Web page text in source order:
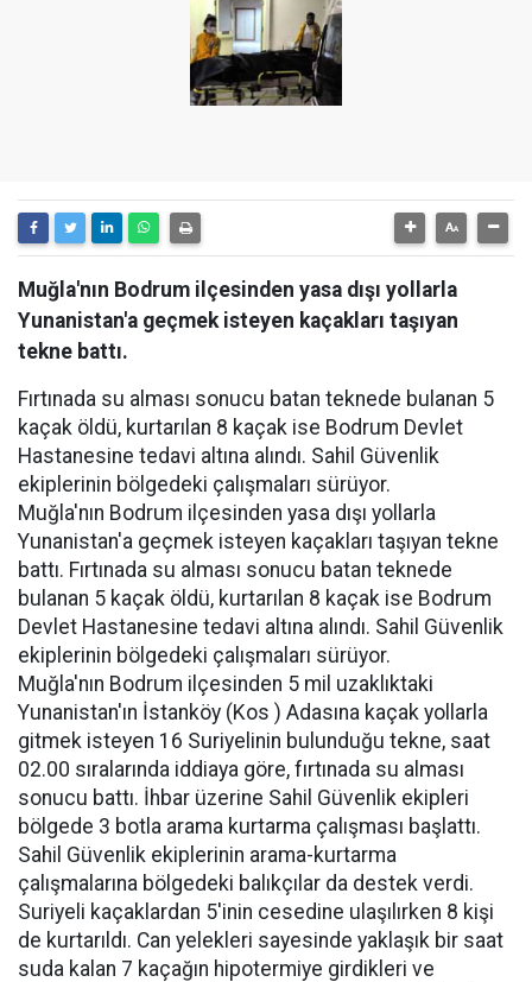
Muğla'nın Bodrum ilçesinden yasa dışı yollarla
Yunanistan'a geçmek isteyen kaçakları taşıyan
tekne battı.
Fırtınada su alması sonucu batan teknede bulanan 5
kaçak öldü, kurtarılan 8 kaçak ise Bodrum Devlet
Hastanesine tedavi altına alındı. Sahil Güvenlik
ekiplerinin bölgedeki çalışmaları sürüyor.
Muğla'nın Bodrum ilçesinden yasa dışı yollarla
Yunanistan'a geçmek isteyen kaçakları taşıyan tekne
battı. Fırtınada su alması sonucu batan teknede
bulanan 5 kaçak öldü, kurtarılan 8 kaçak ise Bodrum
Devlet Hastanesine tedavi altına alındı. Sahil Güvenlik
ekiplerinin bölgedeki çalışmaları sürüyor.
Muğla'nın Bodrum ilçesinden 5 mil uzaklıktaki
Yunanistan'ın İstanköy (Kos ) Adasına kaçak yollarla
gitmek isteyen 16 Suriyelinin bulunduğu tekne, saat
02.00 sıralarında iddiaya göre, fırtınada su alması
sonucu battı. İhbar üzerine Sahil Güvenlik ekipleri
bölgede 3 botla arama kurtarma çalışması başlattı.
Sahil Güvenlik ekiplerinin arama-kurtarma
çalışmalarına bölgedeki balıkçılar da destek verdi.
Suriyeli kaçaklardan 5'inin cesedine ulaşılırken 8 kişi
de kurtarıldı. Can yelekleri sayesinde yaklaşık bir saat
suda kalan 7 kaçağın hipotermiye girdikleri ve